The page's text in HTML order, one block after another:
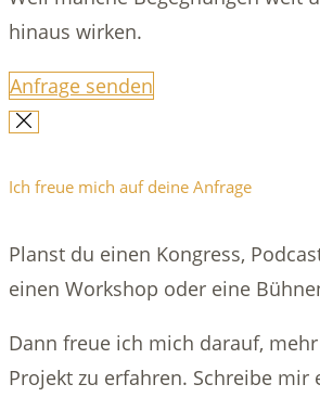
hinaus wirken.
Anfrage senden
Ich freue mich auf deine Anfrage
Planst du einen Kongress,
einen Workshop oder eine
Dann freue ich mich darauf,
Projekt zu erfahren. Schreibe mir